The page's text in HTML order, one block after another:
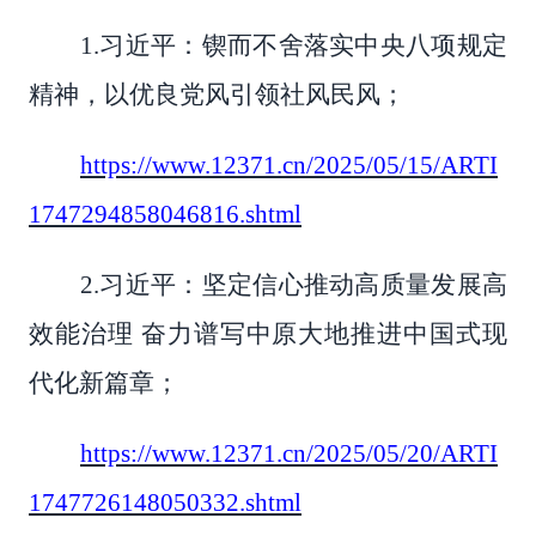
1.习近平：锲而不舍落实中央八项规定
精神，以优良党风引领社风民风；
https://www.12371.cn/2025/05/15/ARTI
1747294858046816.shtml
2.习近平：坚定信心推动高质量发展高
效能治理 奋力谱写中原大地推进中国式现
代化新篇章；
https://www.12371.cn/2025/05/20/ARTI
1747726148050332.shtml